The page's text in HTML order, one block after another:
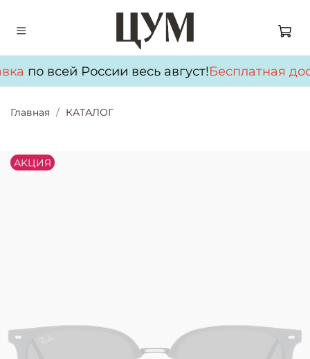
по всей России весь август!Бесплатная
Главная КАТАЛОГ
АKЦИЯ